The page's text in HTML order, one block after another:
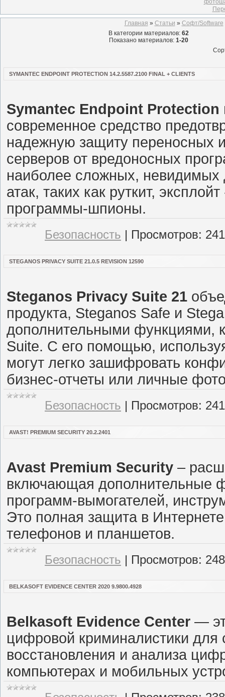
Главная » Статьи » Софт/Software
В категории материалов: 62
Показано материалов: 1-20
SYMANTEC ENDPOINT PROTECTION 14.2.5587.2100 FINAL + CLIENTS
Symantec Endpoint Protection
современное средство
надежную защиту переносных
серверов от вредоносных
наиболее сложных, невидимых
атак, таких как руткит,
программы-шпионы.
Безопасность | Просмотров: 241
STEGANOS PRIVACY SUITE 21.0.5 REVISION 12590
Steganos Privacy Suite 21
продукта, Steganos Safe и
дополнительными функциями,
Suite. С его помощью,
могут легко зашифровать
бизнес-отчеты или личные
Безопасность | Просмотров: 241
AVAST! PREMIUM SECURITY 20.2.2401
Avast Premium Security –
включающая дополнительные
программ-вымогателей,
Это полная защита в
телефонов и планшетов.
Безопасность | Просмотров: 248
BELKASOFT EVIDENCE CENTER 2020 9.9800.4928
Belkasoft Evidence Center —
цифровой криминалистики для
восстановления и анализа
компьютерах и мобильных